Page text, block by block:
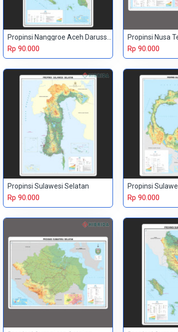
Rp 90.000
Propinsi Nusa
Rp 90.000
Propinsi Sulawesi Selatan
Rp 90.000
Propinsi
Rp 90.000